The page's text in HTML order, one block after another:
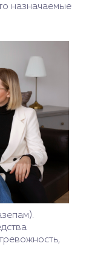
назначаемые